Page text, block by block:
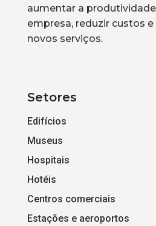
aumentar a
empresa, reduzir custos e
novos serviços.
Setores
Edifícios
Museus
Hospitais
Hotéis
Centros comerciais
Estações e aeroportos